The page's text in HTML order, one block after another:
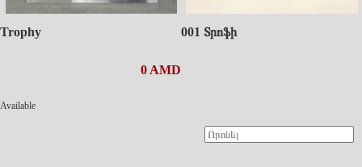
Trophy
0 AMD
Available
001 Տրոֆի